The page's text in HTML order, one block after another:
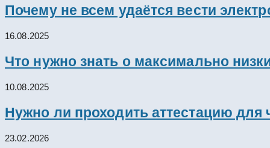
Почему не всем удаётся вести
16.08.2025
Что нужно знать о максимально
10.08.2025
Нужно ли проходить аттестацию для
23.02.2026